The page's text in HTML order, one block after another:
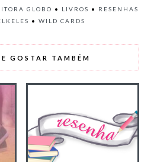
GLOBO • LIVROS •
RESENHAS
• WILD CARDS
GOSTAR TAMBÉM